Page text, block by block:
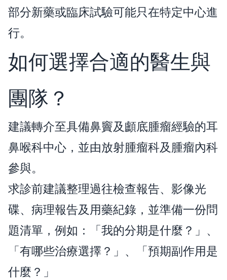
部分新藥或臨床試驗可能只在特定中心進
行。
如何選擇合適的醫生與
團隊？
建議轉介至具備鼻竇及顱底腫瘤經驗的耳
鼻喉科中心，並由放射腫瘤科及腫瘤內科
參與。
求診前建議整理過往檢查報告、影像光
碟、病理報告及用藥紀錄，並準備一份問
題清單，例如：「我的分期是什麼？」、
「有哪些治療選擇？」、「預期副作用是
什麼？」